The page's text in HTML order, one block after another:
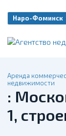
Наро-Фоминск
Аренда
недвижимости
:
1,